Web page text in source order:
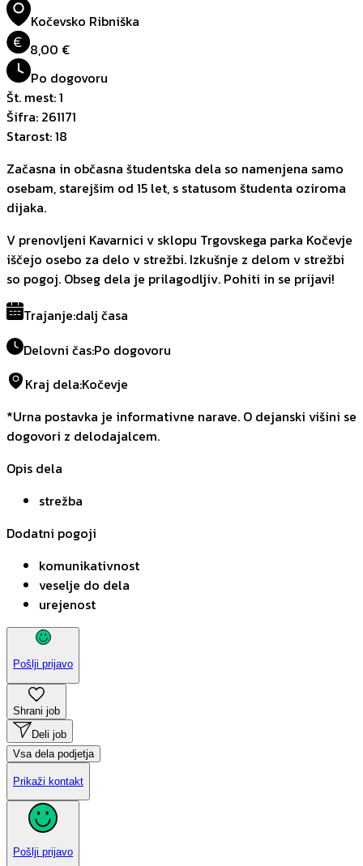
Kočevsko Ribniška
€ 8,00 €
Po dogovoru
Št. mest:1
Šifra: 261171
Starost:18
Začasna in občasna študentska dela so namenjena samo
osebam, starejšim od 15 let, s statusom študenta oziroma
dijaka.
V prenovljeni Kavarnici v sklopu Trgovskega parka Kočevje
iščejo osebo za delo v strežbi. Izkušnje z delom v strežbi
so pogoj. Obseg dela je prilagodljiv. Pohiti in se prijavi!
Trajanje:dalj časa
Delovni čas:Po dogovoru
Kraj dela:Kočevje
*Urna postavka je informativne narave. O dejanski višini se
dogovori z delodajalcem.
Opis dela
strežba
Dodatni pogoji
komunikativnost
veselje do dela
urejenost
Pošlji prijavo
Shrani job
Deli job
Vsa dela podjetja
Prikaži kontakt
Pošlji prijavo